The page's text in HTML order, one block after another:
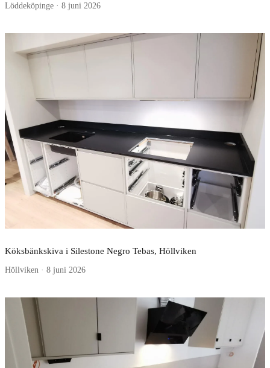
Löddeköpinge · 8 juni 2026
Köksbänkskiva i Silestone Negro Tebas, Höllviken
Höllviken · 8 juni 2026